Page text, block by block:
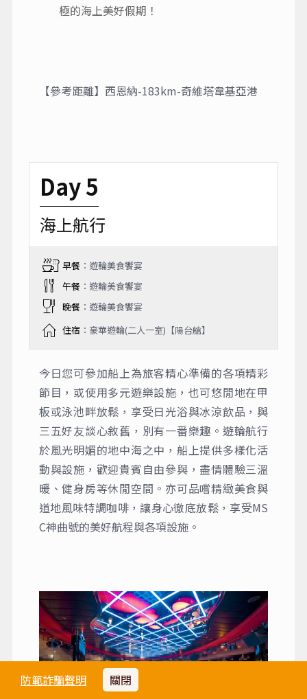
防範詐騙聲明 關閉
極的海上美好假期！
【參考距離】西恩納-183km-奇維塔韋基亞港
Day 5
海上航行
早餐：遊輪美食饗宴
午餐：遊輪美食饗宴
晚餐：遊輪美食饗宴
住宿 ：豪華遊輪(二人一室)【陽台艙】
今日您可參加船上為旅客精心準備的各項精彩
節目，或使用多元遊樂設施，也可悠閒地在甲
板或泳池畔放鬆，享受日光浴與冰涼飲品，與
三五好友談心敘舊，別有一番樂趣。遊輪航行
於風光明媚的地中海之中，船上提供多樣化活
動與設施，歡迎貴賓自由參與，盡情體驗三溫
暖、健身房等休閒空間。亦可品嚐精緻美食與
道地風味特調咖啡，讓身心徹底放鬆，享受MS
C神曲號的美好航程與各項設施。